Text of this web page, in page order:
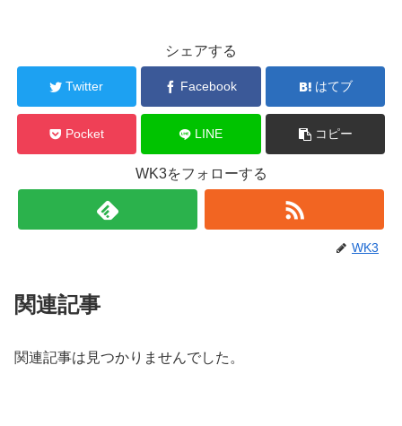
シェアする
Twitter Facebook はてブ
Pocket LINE コピー
WK3をフォローする
WK3
関連記事
関連記事は見つかりませんでした。